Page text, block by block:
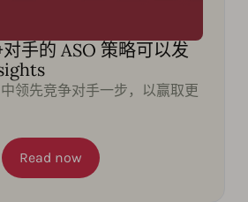
手的 ASO 策略可以发
领先竞争对手一步，以赢取更
Read now